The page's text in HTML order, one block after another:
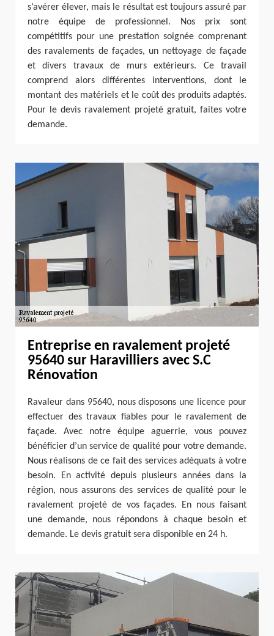
s’avérer élever, mais le résultat est toujours assuré par
notre équipe de professionnel. Nos prix sont
compétitifs pour une prestation soignée comprenant
des ravalements de façades, un nettoyage de façade
et divers travaux de murs extérieurs. Ce travail
comprend alors différentes interventions, dont le
montant des matériels et le coût des produits adaptés.
Pour le devis ravalement projeté gratuit, faites votre
demande.
Entreprise en ravalement projeté
95640 sur Haravilliers avec S.C
Rénovation
Ravaleur dans 95640, nous disposons une licence pour
effectuer des travaux fiables pour le ravalement de
façade. Avec notre équipe aguerrie, vous pouvez
bénéficier d’un service de qualité pour votre demande.
Nous réalisons de ce fait des services adéquats à votre
besoin. En activité depuis plusieurs années dans la
région, nous assurons des services de qualité pour le
ravalement projeté de vos façades. En nous faisant
une demande, nous répondons à chaque besoin et
demande. Le devis gratuit sera disponible en 24 h.